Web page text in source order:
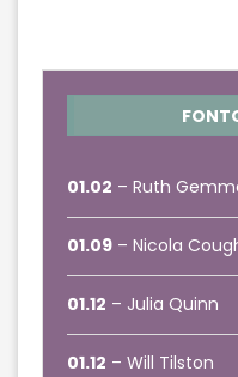
01.02 – Ruth
01.09 – Nicola
01.12 – Julia Quinn
01.12 – Will Tilston